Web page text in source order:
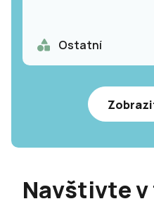
Ostatní
Navštivte